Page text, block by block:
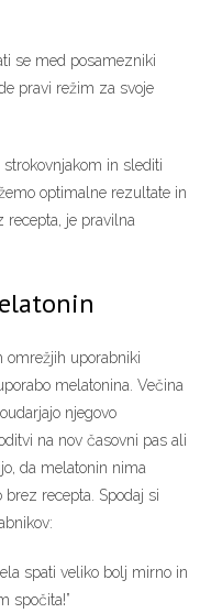
se med posamezniki
pravi režim za svoje
in slediti
optimalne rezultate in
recepta, je pravilna
omrežjih uporabniki
melatonina. Večina
njegovo
na nov časovni pas ali
da melatonin nima
recepta. Spodaj si
spati veliko bolj mirno in
spočita!”